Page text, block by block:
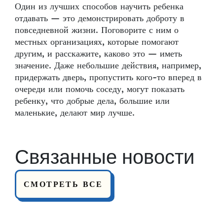
Один из лучших способов научить ребенка
отдавать — это демонстрировать доброту в
повседневной жизни. Поговорите с ним о
местных организациях, которые помогают
другим, и расскажите, каково это — иметь
значение. Даже небольшие действия, например,
придержать дверь, пропустить кого-то вперед в
очереди или помочь соседу, могут показать
ребенку, что добрые дела, большие или
маленькие, делают мир лучше.
Связанные новости
СМОТРЕТЬ ВСЕ